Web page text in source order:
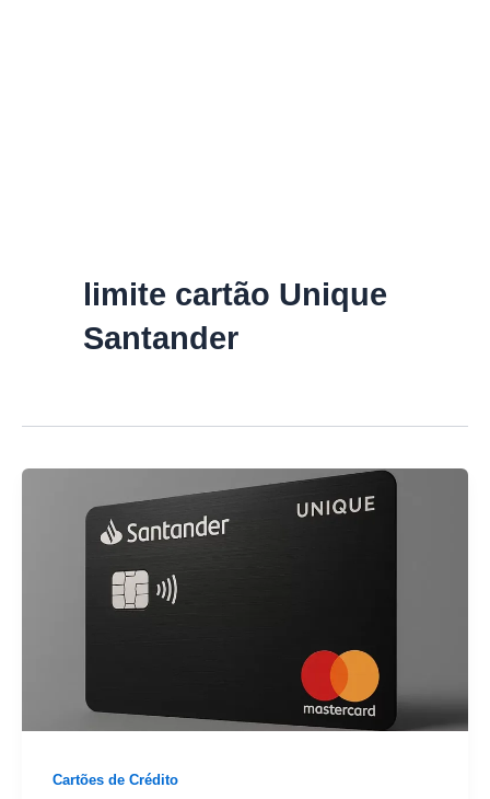
limite cartão Unique
Santander
Cartões de Crédito